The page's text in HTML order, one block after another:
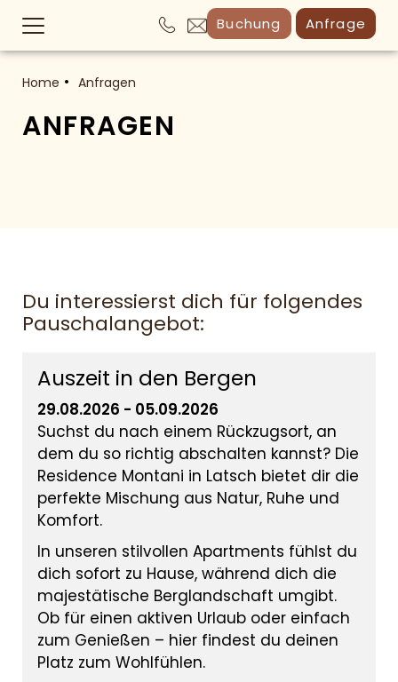
Buchung Anfrage
Home Anfragen
ANFRAGEN
Du interessierst dich für folgendes
Pauschalangebot:
Auszeit in den Bergen
29.08.2026 - 05.09.2026
Suchst du nach einem Rückzugsort, an
dem du so richtig abschalten kannst? Die
Residence Montani in Latsch bietet dir die
perfekte Mischung aus Natur, Ruhe und
Komfort.
In unseren stilvollen Apartments fühlst du
dich sofort zu Hause, während dich die
majestätische Berglandschaft umgibt.
Ob für einen aktiven Urlaub oder einfach
zum Genießen – hier findest du deinen
Platz zum Wohlfühlen.